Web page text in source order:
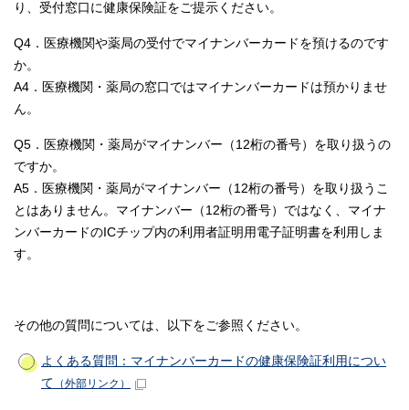
り、受付窓口に健康保険証をご提示ください。
Q4．医療機関や薬局の受付でマイナンバーカードを預けるのです
か。
A4．医療機関・薬局の窓口ではマイナンバーカードは預かりませ
ん。
Q5．医療機関・薬局がマイナンバー（12桁の番号）を取り扱うの
ですか。
A5．医療機関・薬局がマイナンバー（12桁の番号）を取り扱うこ
とはありません。マイナンバー（12桁の番号）ではなく、マイナ
ンバーカードのICチップ内の利用者証明用電子証明書を利用しま
す。
その他の質問については、以下をご参照ください。
よくある質問：マイナンバーカードの健康保険証利用につい
て （外部リンク）